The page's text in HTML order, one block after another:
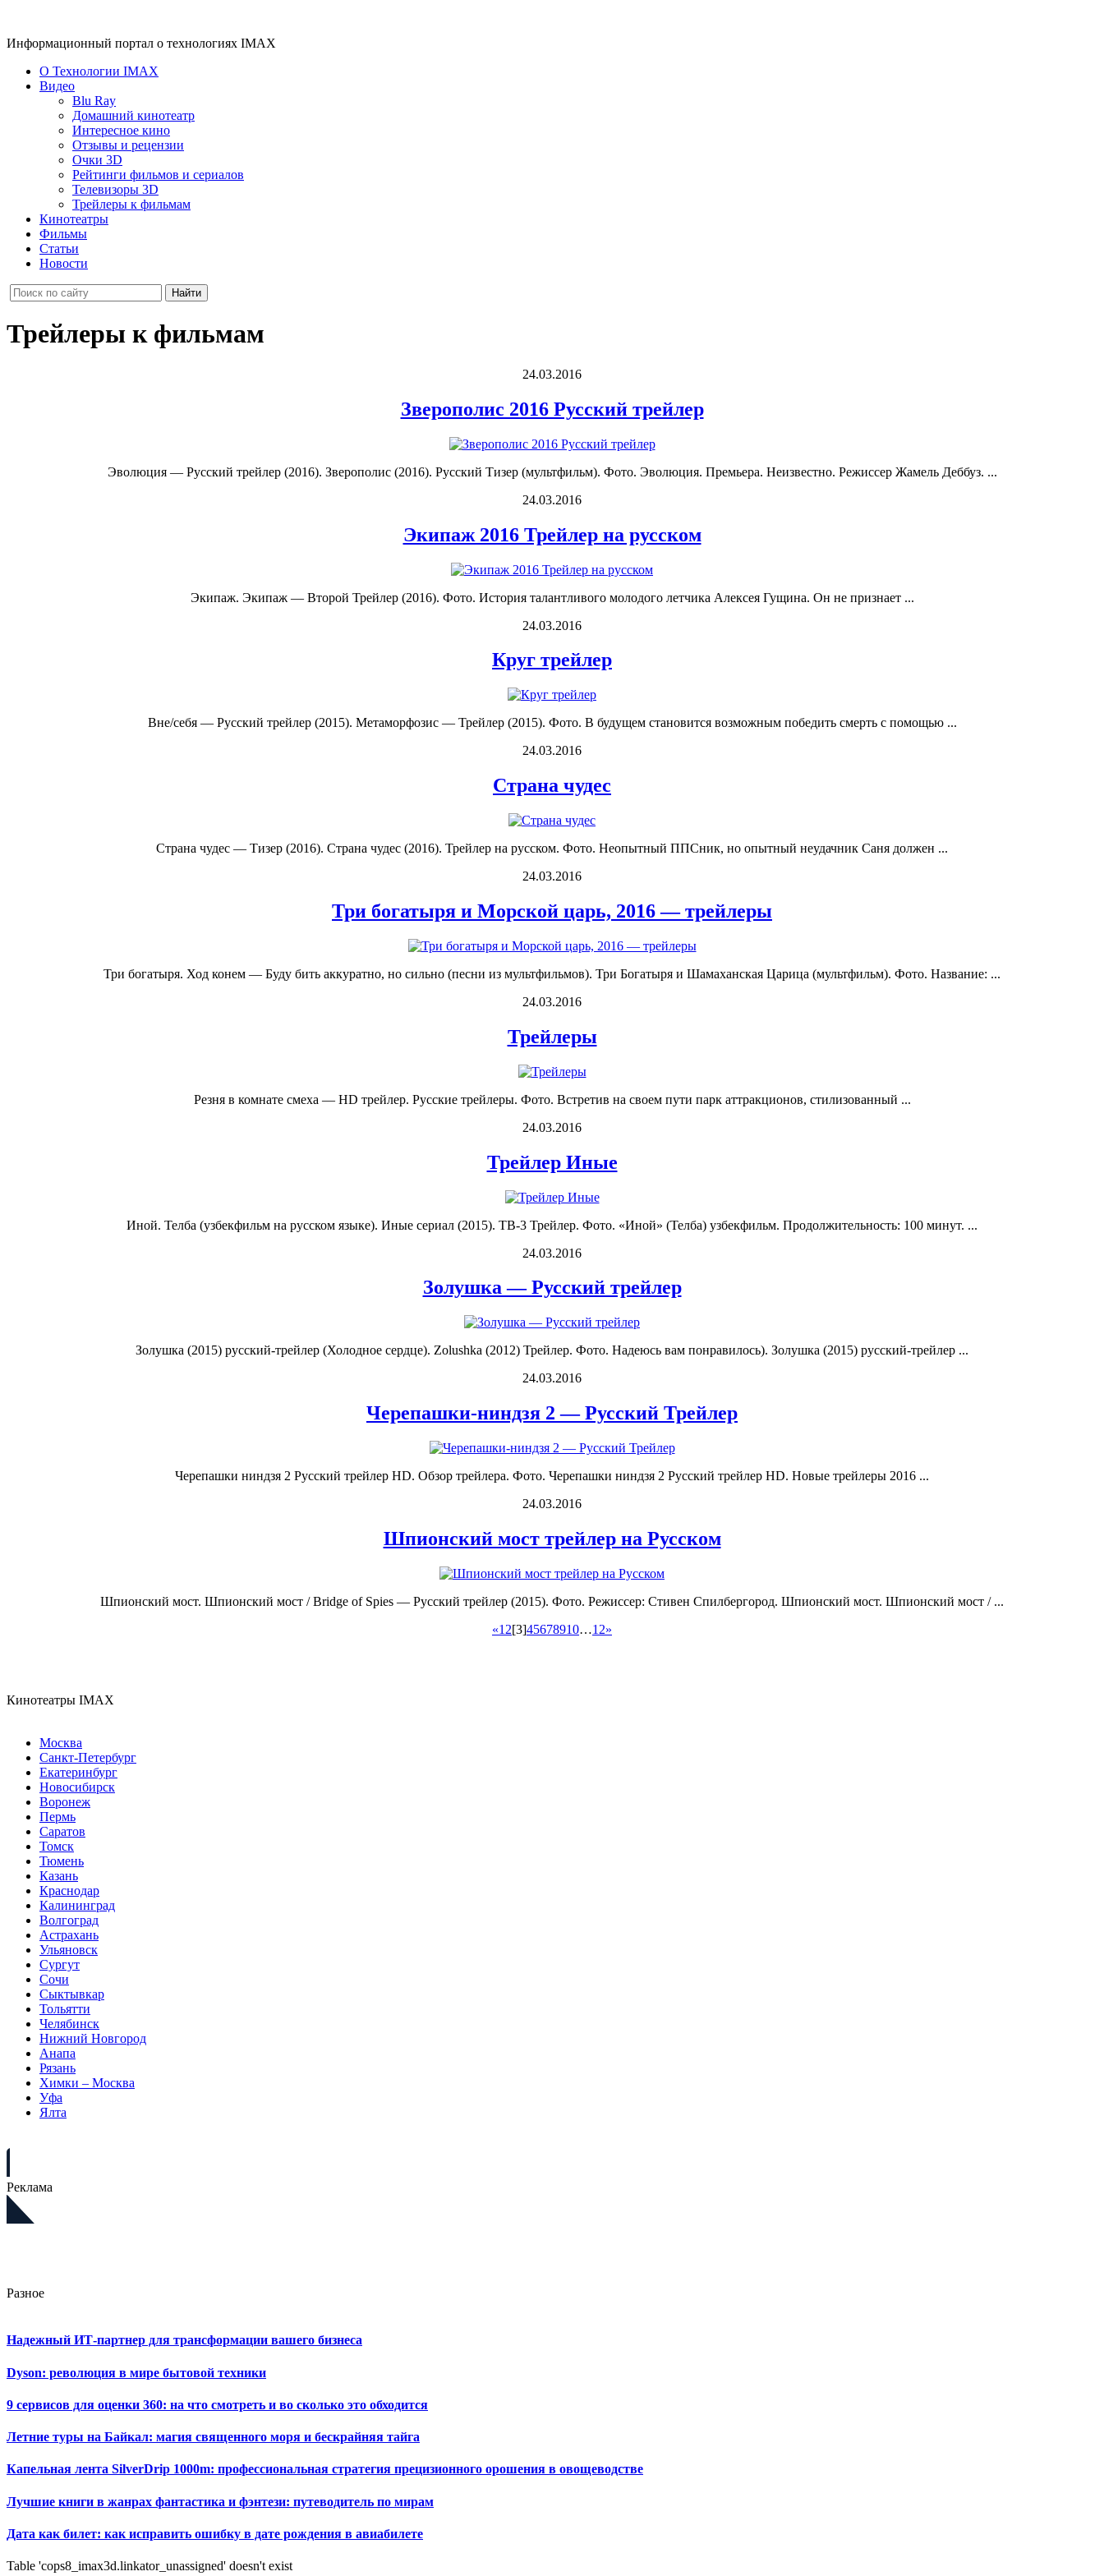
Информационный портал о технологиях IMAX
О Технологии IMAX
Видео
Blu Ray
Домашний кинотеатр
Интересное кино
Отзывы и рецензии
Очки 3D
Рейтинги фильмов и сериалов
Телевизоры 3D
Трейлеры к фильмам
Кинотеатры
Фильмы
Статьи
Новости
Трейлеры к фильмам
24.03.2016
Зверополис 2016 Русский трейлер
Эволюция — Русский трейлер (2016). Зверополис (2016). Русский Тизер (мультфильм). Фото. Эволюция. Премьера. Неизвестно. Режиссер Жамель Деббуз. ...
24.03.2016
Экипаж 2016 Трейлер на русском
Экипаж. Экипаж — Второй Трейлер (2016). Фото. История талантливого молодого летчика Алексея Гущина. Он не признает ...
24.03.2016
Круг трейлер
Вне/себя — Русский трейлер (2015). Метаморфозис — Трейлер (2015). Фото. В будущем становится возможным победить смерть с помощью ...
24.03.2016
Страна чудес
Страна чудес — Тизер (2016). Страна чудес (2016). Трейлер на русском. Фото. Неопытный ППСник, но опытный неудачник Саня должен ...
24.03.2016
Три богатыря и Морской царь, 2016 — трейлеры
Три богатыря. Ход конем — Буду бить аккуратно, но сильно (песни из мультфильмов). Три Богатыря и Шамаханская Царица (мультфильм). Фото. Название: ...
24.03.2016
Трейлеры
Резня в комнате смеха — HD трейлер. Русские трейлеры. Фото. Встретив на своем пути парк аттракционов, стилизованный ...
24.03.2016
Трейлер Иные
Иной. Телба (узбекфильм на русском языке). Иные сериал (2015). ТВ-3 Трейлер. Фото. «Иной» (Телба) узбекфильм. Продолжительность: 100 минут. ...
24.03.2016
Золушка — Русский трейлер
Золушка (2015) русский-трейлер (Холодное сердце). Zolushka (2012) Трейлер. Фото. Надеюсь вам понравилось). Золушка (2015) русский-трейлер ...
24.03.2016
Черепашки-ниндзя 2 — Русский Трейлер
Черепашки ниндзя 2 Русский трейлер HD. Обзор трейлера. Фото. Черепашки ниндзя 2 Русский трейлер HD. Новые трейлеры 2016 ...
24.03.2016
Шпионский мост трейлер на Русском
Шпионский мост. Шпионский мост / Bridge of Spies — Русский трейлер (2015). Фото. Режиссер: Стивен Спилбергород. Шпионский мост. Шпионский мост / ...
«1 2[3]45678910…12»
Кинотеатры IMAX
Москва
Санкт-Петербург
Екатеринбург
Новосибирск
Воронеж
Пермь
Саратов
Томск
Тюмень
Казань
Краснодар
Калининград
Волгоград
Астрахань
Ульяновск
Сургут
Сочи
Сыктывкар
Тольятти
Челябинск
Нижний Новгород
Анапа
Рязань
Химки – Москва
Уфа
Ялта
Реклама
Разное
Надежный ИТ-партнер для трансформации вашего бизнеса
Dyson: революция в мире бытовой техники
9 сервисов для оценки 360: на что смотреть и во сколько это обходится
Летние туры на Байкал: магия священного моря и бескрайняя тайга
Капельная лента SilverDrip 1000m: профессиональная стратегия прецизионного орошения в овощеводстве
Лучшие книги в жанрах фантастика и фэнтези: путеводитель по мирам
Дата как билет: как исправить ошибку в дате рождения в авиабилете
Table 'cops8_imax3d.linkator_unassigned' doesn't exist